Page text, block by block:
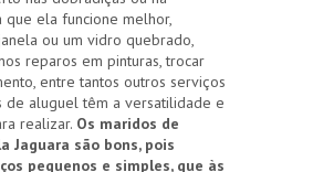
que ela funcione melhor,
ou um vidro quebrado,
reparos em pinturas, trocar
entre tantos outros serviços
de aluguel têm a versatilidade e
realizar. Os maridos de
Jaguara são bons, pois
pequenos e simples, que às